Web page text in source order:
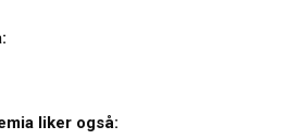
liker også: